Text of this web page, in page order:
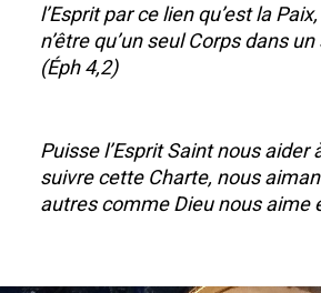
l’Esprit par ce lien qu’est la
n’être qu’un seul Corps dans
(Éph 4,2)
Puisse l’Esprit Saint nous aider
suivre cette Charte, nous
autres comme Dieu nous aime